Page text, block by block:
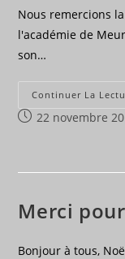
Nous remercions
l'académie de
son…
Continuer La
Publication
22 novembre
Merci
Bonjour à tous,